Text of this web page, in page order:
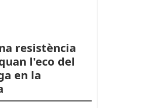
candidata del PSC a l’alcaldia
resistència
l'eco del
en la